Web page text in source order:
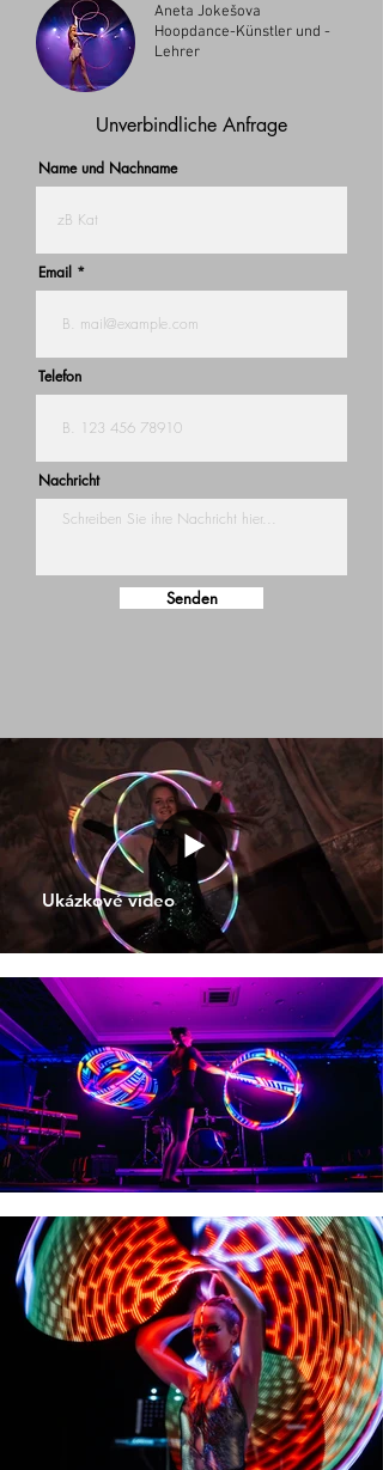
Aneta Jokešova
Hoopdance-Künstler und -
Lehrer
Unverbindliche Anfrage
Name und Nachname
Email
Telefon
Nachricht
Senden
Ukázkové video